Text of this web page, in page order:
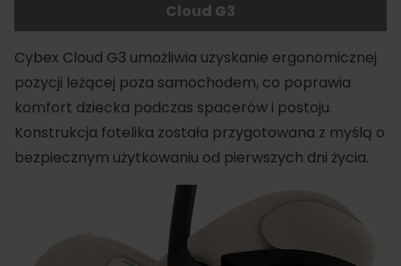
Cloud G3
Cybex Cloud G3 umożliwia uzyskanie ergonomicznej
pozycji leżącej poza samochodem, co poprawia
komfort dziecka podczas spacerów i postoju.
Konstrukcja fotelika została przygotowana z myślą o
bezpiecznym użytkowaniu od pierwszych dni życia.